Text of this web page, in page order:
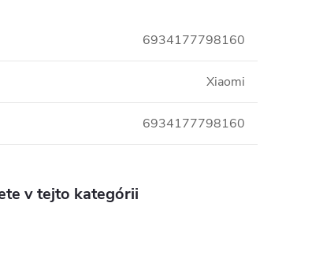
6934177798160
Xiaomi
6934177798160
v tejto kategórii